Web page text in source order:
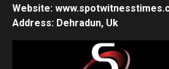
Website:
Address: Dehradun, Uk